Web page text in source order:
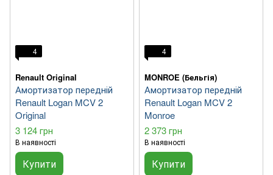
4
Renault Original
Амортизатор передній
Renault Logan MCV 2
Original
3 124 грн
В наявності
Купити
4
MONROE (Бельгія)
Амортизатор передній
Renault Logan MCV 2
Monroe
2 373 грн
В наявності
Купити